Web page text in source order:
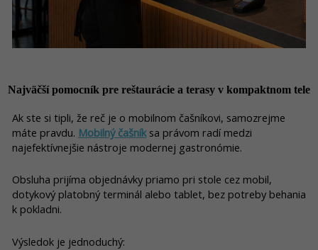
Najväčší pomocník pre reštaurácie a terasy v kompaktnom tele
Ak ste si tipli, že reč je o mobilnom čašníkovi, samozrejme
máte pravdu. Mobilný čašníksa právom radí medzi
najefektívnejšie nástroje modernej gastronómie.
Obsluha prijíma objednávky priamo pri stole cez mobil,
dotykový platobný terminál alebo tablet, bez potreby behania
k pokladni.
Výsledok je jednoduchý: